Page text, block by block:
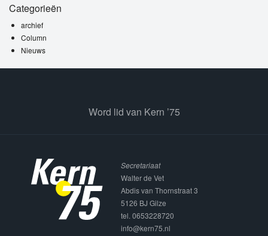
Categorieën
archief
Column
Nieuws
Word lid van Kern ’75
Secretariaat
Walter de Vet
Abdis van Thornstraat 3
5126 BJ Gilze
tel. 0653228720
info@kern75.nl